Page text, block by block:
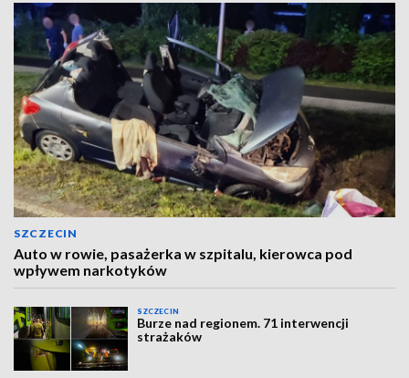
SZCZECIN
Auto w rowie, pasażerka w szpitalu, kierowca pod
wpływem narkotyków
SZCZECIN
Burze nad regionem. 71 interwencji
strażaków